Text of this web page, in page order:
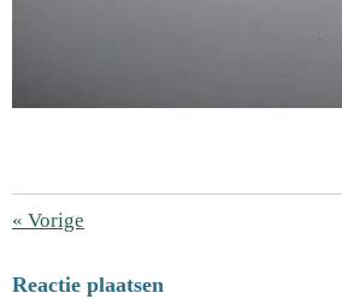
« Vorige
Reactie plaatsen